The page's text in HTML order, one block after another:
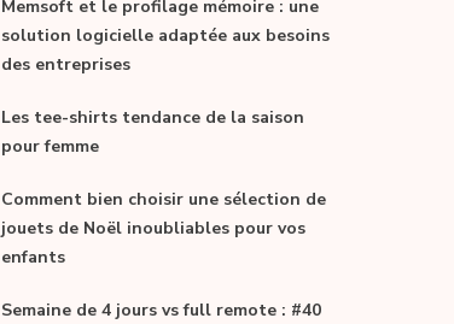
Memsoft et le profilage mémoire : une
solution logicielle adaptée aux besoins
des entreprises
Les tee-shirts tendance de la saison
pour femme
Comment bien choisir une sélection de
jouets de Noël inoubliables pour vos
enfants
Semaine de 4 jours vs full remote : #40